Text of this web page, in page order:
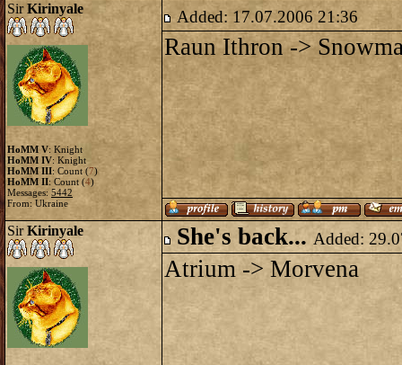
SirKirinyale
HoMM V: Knight
HoMM IV: Knight
HoMM III: Count (7)
HoMM II: Count (4)
Messages: 5442
From: Ukraine
Added: 17.07.2006 21:36
Raun Ithron ->
SirKirinyale She's back... Added:
Atrium -> Morvena